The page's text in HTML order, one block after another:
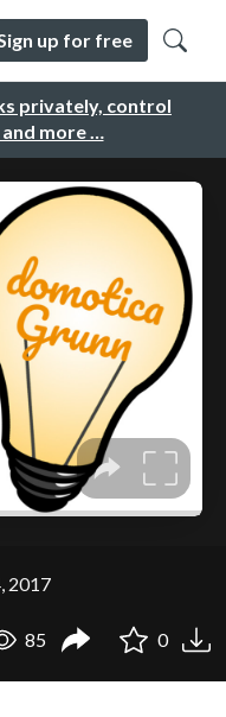
privately, control
more …
up for free
2017
85 0